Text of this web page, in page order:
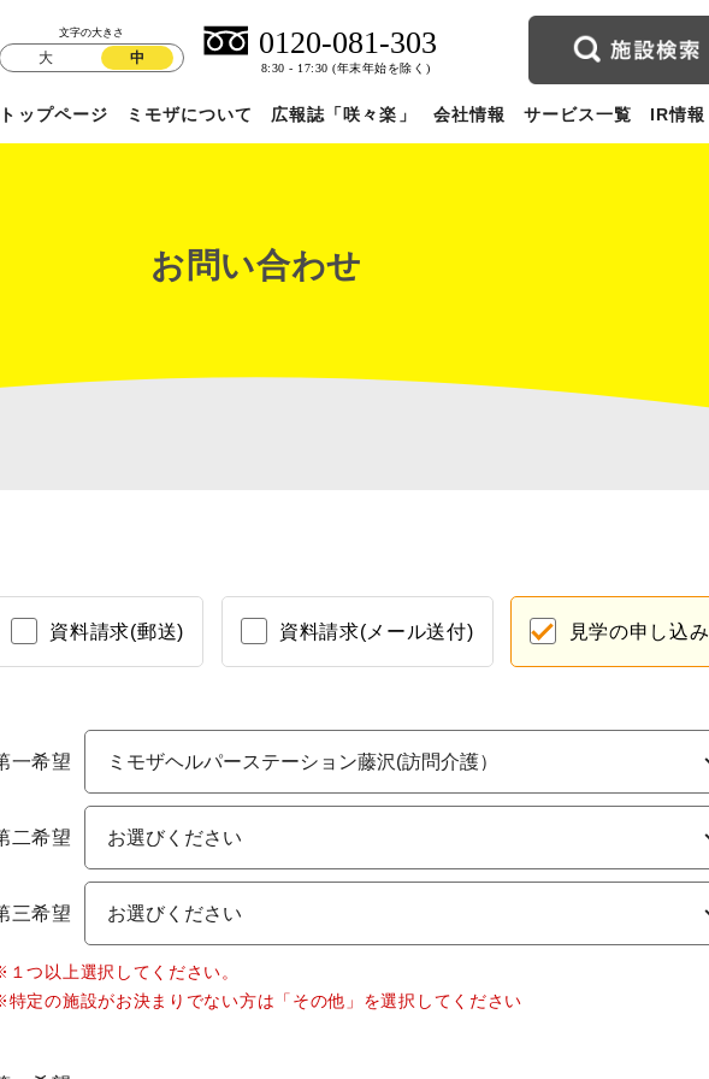
文字の大きさ
大 中
トップページ ミモザについて 広報誌「咲々楽」 会社情報 サービス一覧 IR情報
お問い合わせ
資料請求(郵送) 資料請求(メール送付) 見学の申し込み
一希望
二希望
三希望
１つ以上選択してください。
特定の施設がお決まりでない方は「その他」を選択してください